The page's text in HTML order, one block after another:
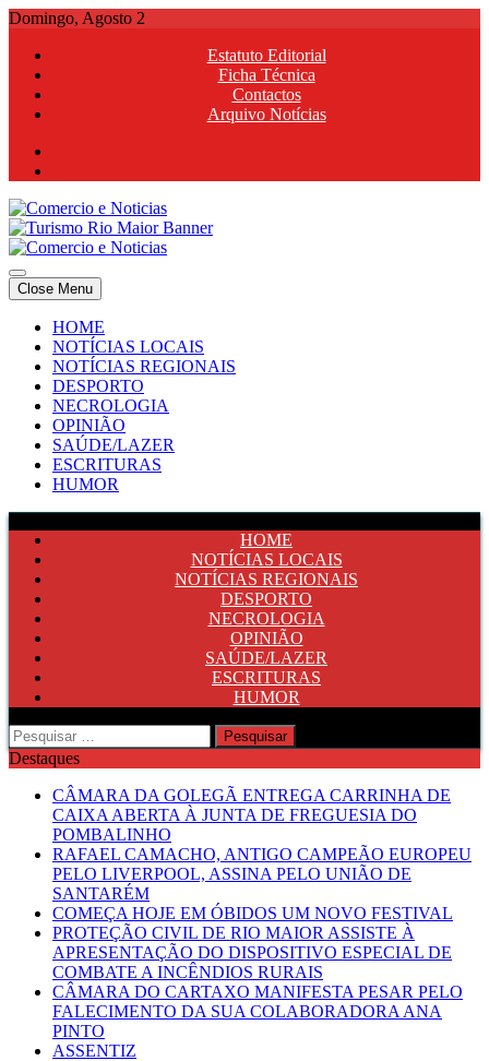
Skip
content
Domingo, Agosto 2
Estatuto Editorial
Ficha Técnica
Contactos
Arquivo Notícias
Comercio e Noticias
Notícias e Publicidade Online
Comercio e Noticias
Notícias e Publicidade Online
Close Menu
HOME
NOTÍCIAS LOCAIS
NOTÍCIAS REGIONAIS
DESPORTO
NECROLOGIA
OPINIÃO
SAÚDE/LAZER
ESCRITURAS
HUMOR
HOME
NOTÍCIAS LOCAIS
NOTÍCIAS REGIONAIS
DESPORTO
NECROLOGIA
OPINIÃO
SAÚDE/LAZER
ESCRITURAS
HUMOR
Pesquisar
por:
Destaques
CÂMARA DA GOLEGÃ ENTREGA CARRINHA DE
CAIXA ABERTA À JUNTA DE FREGUESIA DO
POMBALINHO
RAFAEL CAMACHO, ANTIGO CAMPEÃO EUROPEU
PELO LIVERPOOL, ASSINA PELO UNIÃO DE
SANTARÉM
COMEÇA HOJE EM ÓBIDOS UM NOVO FESTIVAL
PROTEÇÃO CIVIL DE RIO MAIOR ASSISTE À
APRESENTAÇÃO DO DISPOSITIVO ESPECIAL DE
COMBATE A INCÊNDIOS RURAIS
CÂMARA DO CARTAXO MANIFESTA PESAR PELO
FALECIMENTO DA SUA COLABORADORA ANA
PINTO
ASSENTIZ